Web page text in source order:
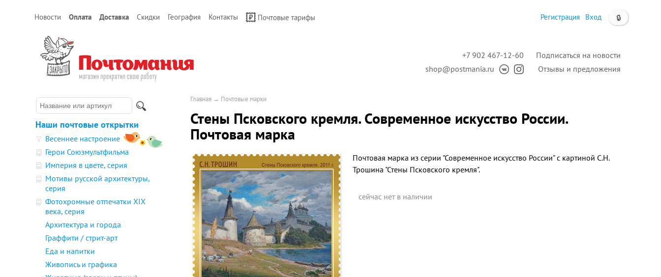
Новости Оплата Доставка Скидки География Контакты Почтовые тарифы 🔒
Регистрация Вход
Подписаться на новости
Отзывы и предложения
+7 902 467-12-60
shop@postmania.ru
Наши почтовые открытки
Весеннее настроение
Герои Союзмультфильма
Империя в цвете, серия
Мотивы русской архитектуры,
серия
Фотохромные отпечатки XIX
века, серия
Архитектура и города
Граффити / стрит-арт
Еда и напитки
Живопись и графика
Главная → Почтовые марки
Стены Псковского кремля. Современное искусство России.
Почтовая марка
Почтовая марка из серии "Современное искусство России" с картиной С.Н.
Трошина "Стены Псковского кремля".
сейчас нет в наличии